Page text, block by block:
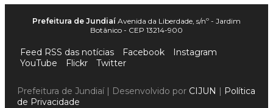
Prefeitura de Jundiaí Avenida da Liberdade, s/nº - Jardim
Botânico - CEP 13214-900
Feed RSS das notícias Facebook
Instagram
YouTube
Flickr Twitter
Prefeitura de Jundiaí | Desenvolvido por CIJUN | Política
de Privacidade